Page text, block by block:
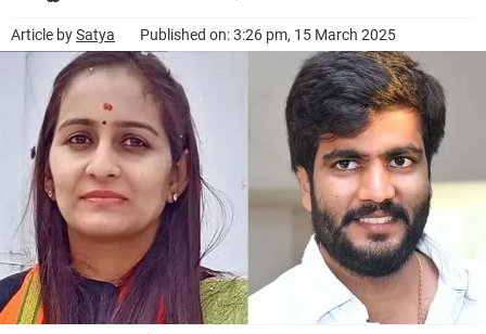
Article bySatya Published on: 3:26 pm, 15 March 2025